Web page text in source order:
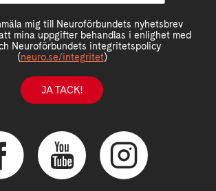
mig till Neuroförbundets nyhetsbrev
mina uppgifter behandlas i enlighet med
Neuroförbundets integritetspolicy
(neuro.se/integritet)
JA TACK!